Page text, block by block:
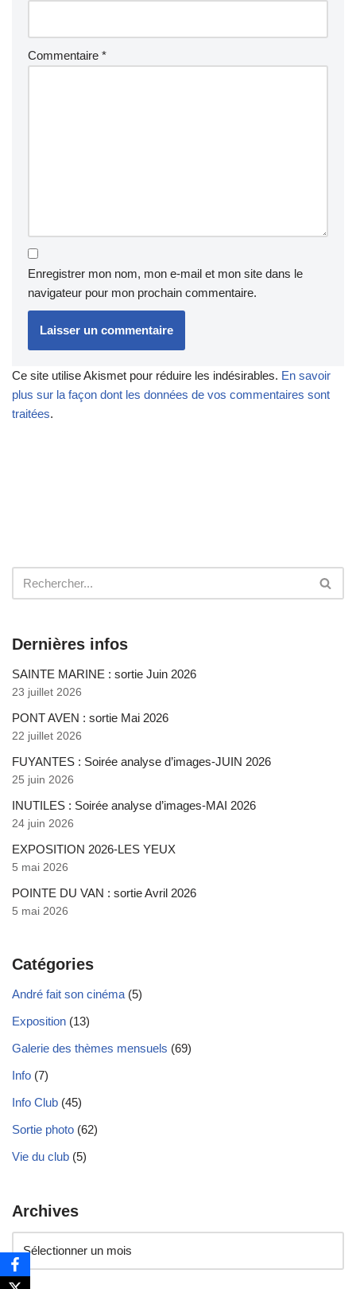
Commentaire *
Enregistrer mon nom, mon e-mail et mon site dans le
navigateur pour mon prochain commentaire.
Ce site utilise Akismet pour réduire les indésirables. En savoir
plus sur la façon dont les données de vos commentaires sont
traitées.
Dernières infos
SAINTE MARINE : sortie Juin 2026
23 juillet 2026
PONT AVEN : sortie Mai 2026
22 juillet 2026
FUYANTES : Soirée analyse d’images-JUIN 2026
25 juin 2026
INUTILES : Soirée analyse d’images-MAI 2026
24 juin 2026
EXPOSITION 2026-LES YEUX
5 mai 2026
POINTE DU VAN : sortie Avril 2026
5 mai 2026
Catégories
André fait son cinéma (5)
Exposition (13)
Galerie des thèmes mensuels (69)
Info (7)
Info Club (45)
Sortie photo (62)
Vie du club (5)
Archives